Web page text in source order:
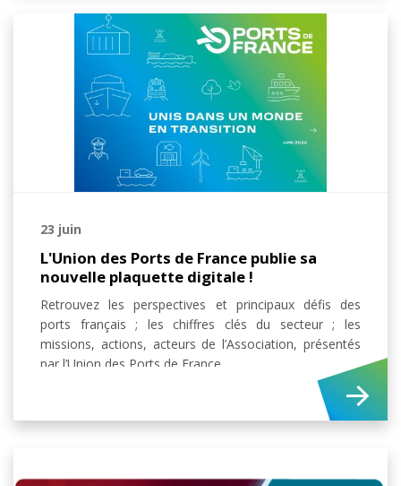
23 juin
L'Union des Ports de France publie sa
nouvelle plaquette digitale !
Retrouvez les perspectives et principaux défis des
ports français ; les chiffres clés du secteur ; les
missions, actions, acteurs de l’Association, présentés
par l’Union des Ports de France.